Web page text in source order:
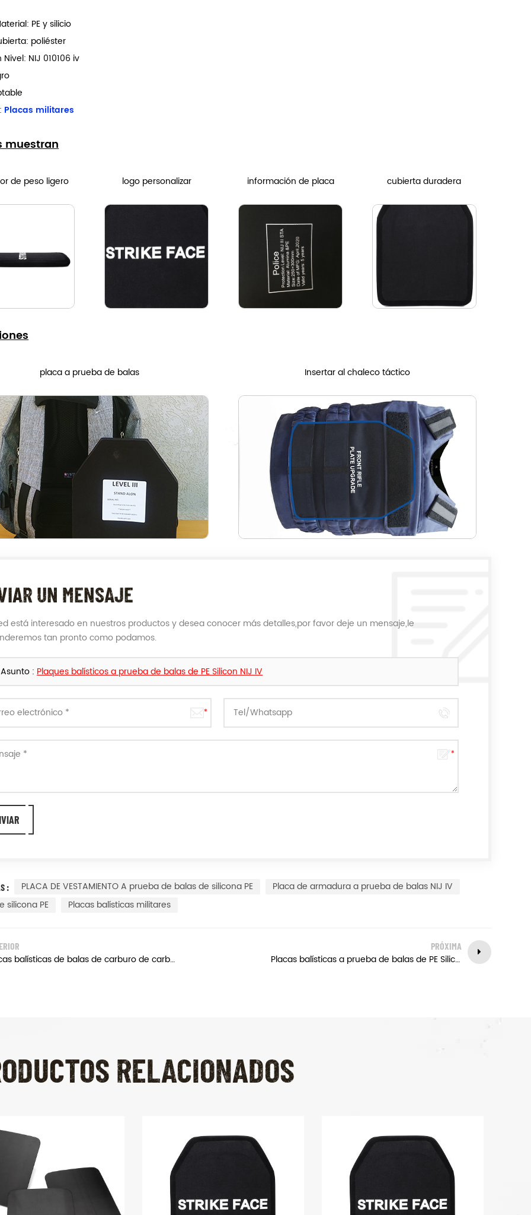
PE y silicio
poliéster
NIJ 010106 iv
Placas militares
muestran
de peso ligero logo personalizar información de placa cubierta duradera
placa a prueba de balas Insertar al chaleco táctico
UN MENSAJE
está interesado en nuestros productos y desea conocer más detalles,por favor deje un mensaje,le
tan pronto como podamos.
Asunto :Plaques balísticos a prueba de balas de PE Silicon NIJ IV
: PLACA DE VESTAMIENTO A prueba de balas de silicona PE
Placa de armadura a prueba de balas NIJ IV
silicona PE
Placas balísticas militares
placas balísticas de balas de carburo de carburo militar
PRÓXIMA
Placas balísticas a prueba de balas de PE Silicon NIJ III
RELACIONADOS